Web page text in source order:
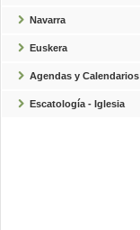
Navarra
Euskera
Agendas y Calendarios
Escatología - Iglesia